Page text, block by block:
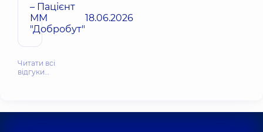
– Пацієнт
ММ
"Добробут"
18.06.2026
Читати всі
відгуки…